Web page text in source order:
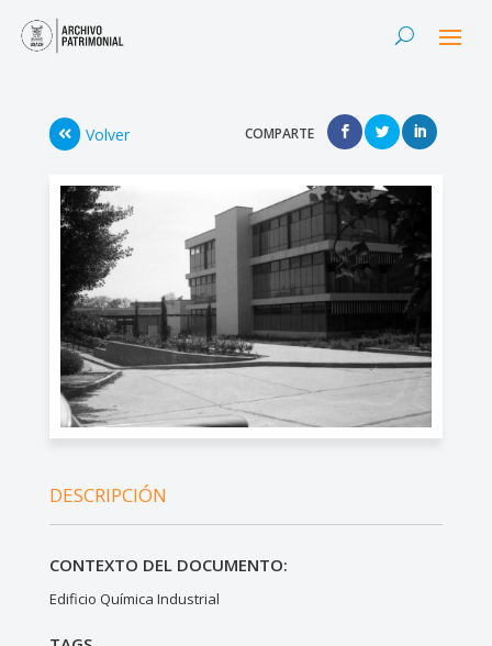
Volver COMPARTE
DESCRIPCIÓN
CONTEXTO DEL DOCUMENTO:
Edificio Química Industrial